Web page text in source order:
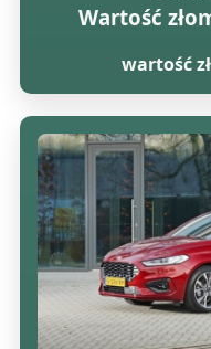
Wartość
wartość